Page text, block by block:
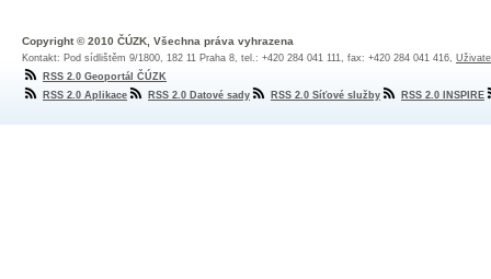
Copyright © 2010 ČÚZK, Všechna práva vyhrazena
Kontakt: Pod sídlištěm 9/1800, 182 11 Praha 8, tel.: +420 284 041 111, fax: +420 284 041 416,
RSS 2.0 Geoportál ČÚZK
RSS 2.0 Aplikace
RSS 2.0 Datové sady RSS 2.0 Síťové služby RSS 2.0 INSPIRE